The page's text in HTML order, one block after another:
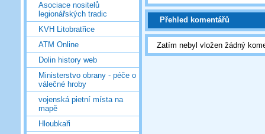
Asociace nositelů
legionářských tradic
KVH Litobratřice
ATM Online
Dolin history web
Ministerstvo obrany - péče o
válečné hroby
vojenská pietní místa na
mapě
Hloubkaři
Přehled komentářů
Zatím nebyl vložen žádný